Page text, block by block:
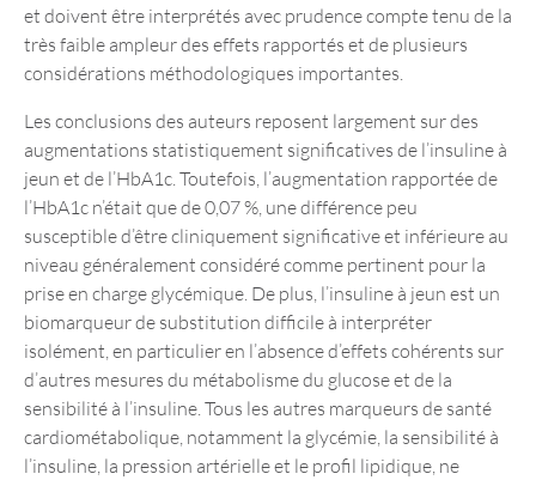
et doivent être interprétés avec prudence compte tenu de la
très faible ampleur des effets rapportés et de plusieurs
considérations méthodologiques importantes.
Les conclusions des auteurs reposent largement sur des
augmentations statistiquement significatives de l’insuline à
jeun et de l’HbA1c. Toutefois, l’augmentation rapportée de
l’HbA1c n’était que de 0,07 %, une différence peu
susceptible d’être cliniquement significative et inférieure au
niveau généralement considéré comme pertinent pour la
prise en charge glycémique. De plus, l’insuline à jeun est un
biomarqueur de substitution difficile à interpréter
isolément, en particulier en l’absence d’effets cohérents sur
d’autres mesures du métabolisme du glucose et de la
sensibilité à l’insuline. Tous les autres marqueurs de santé
cardiométabolique, notamment la glycémie, la sensibilité à
l’insuline, la pression artérielle et le profil lipidique, ne